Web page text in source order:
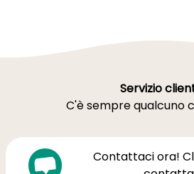
Servizio
C'è sempre qualcuno
Contattaci ora!